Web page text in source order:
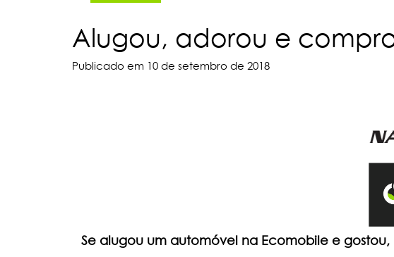
Alugou, adorou e
Publicado em 10 de setembro de 2018
Se alugou um automóvel na Ecomobile e